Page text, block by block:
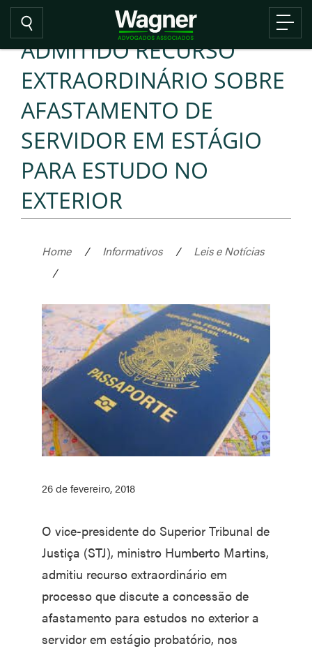
ADMITIDO RECURSO
EXTRAORDINÁRIO SOBRE
AFASTAMENTO DE
SERVIDOR EM ESTÁGIO
PARA ESTUDO NO
EXTERIOR
Home / Informativos /
Leis e Notícias
/
26 de fevereiro, 2018
O vice-presidente do Superior Tribunal de
Justiça (STJ), ministro Humberto Martins,
admitiu recurso extraordinário em
processo que discute a concessão de
afastamento para estudos no exterior a
servidor em estágio probatório, nos